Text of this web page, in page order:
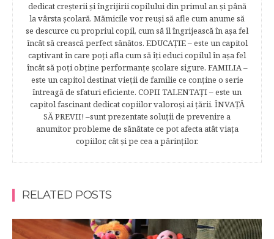
dedicat creşterii şi îngrijirii copilului din primul an şi până
la vârsta şcolară. Mămicile vor reuşi să afle cum anume să
se descurce cu propriul copil, cum să îl îngrijească în aşa fel
încât să crească perfect sănătos. EDUCAŢIE – este un capitol
captivant în care poţi afla cum să îţi educi copilul în aşa fel
încât să poţi obţine performanţe şcolare sigure. FAMILIA –
este un capitol destinat vieţii de familie ce conţine o serie
întreagă de sfaturi eficiente. COPII TALENTAŢI – este un
capitol fascinant dedicat copiilor valoroși ai țării. ÎNVAŢĂ
SĂ PREVII! –sunt prezentate soluţii de prevenire a
anumitor probleme de sănătate ce pot afecta atât viaţa
copiilor, cât şi pe cea a părinţilor.
RELATED POSTS